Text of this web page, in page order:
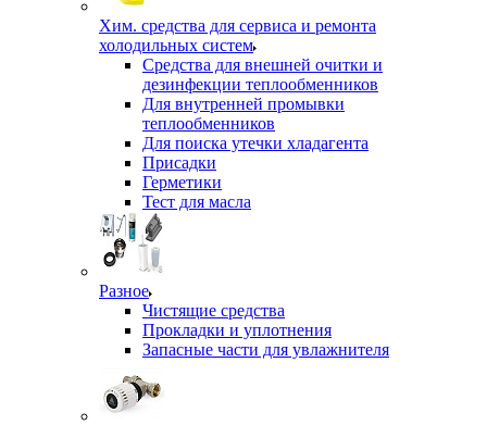
Хим. средства для сервиса и ремонта
холодильных систем
Средства для внешней очитки и
дезинфекции теплообменников
Для внутренней промывки
теплообменников
Для поиска утечки хладагента
Присадки
Герметики
Тест для масла
Разное
Чистящие средства
Прокладки и уплотнения
Запасные части для увлажнителя